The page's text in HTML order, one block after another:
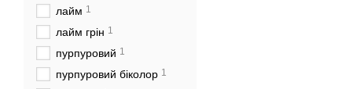
лайм 1
лайм грін 1
пурпуровий 1
пурпуровий біколор 1